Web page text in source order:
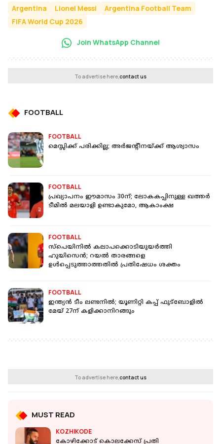
Argentina Lionel Messi
Argentina Football Team
FIFA World Cup 2026
Join WhatsApp Channel
To advertise here,contact us
FOOTBALL
FOOTBALL
മെസ്സിക്ക് പരിക്കില്ല; അര്‍ജന്റീനയ്ക്ക് ആശ്വാസം
FOOTBALL
പ്രഖ്യാപനം ഈമാസം 30ന്; ലോകകപ്പിനുള്ള ഖത്തര്‍
ടീമില്‍ മലയാളി ഉണ്ടാകുമോ, ആകാംക്ഷ
FOOTBALL
സ്‌പെയിനില്‍ കലാപക്കൊടിയുയര്‍ത്തി
ഹുയിസെന്‍; റയല്‍ താരങ്ങളെ
ഉള്‍പ്പെടുത്താത്തതില്‍ പ്രതിഷേധം ശക്തം
FOOTBALL
ഇന്ത്യന്‍ ടീം ലണ്ടനില്‍; യൂണിറ്റി കപ്പ് ഫുട്‌ബോളില്‍
മേയ് 27ന് കളിക്കാനിറങ്ങും
To advertise here,contact us
MUST READ
KOZHIKODE
കോഴിക്കോട് കൊലക്കേസ് പ്രതി